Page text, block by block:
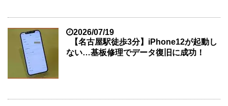
2026/07/19
【名古屋駅徒歩3分】iPhone12が起動し
ない…基板修理でデータ復旧に成功！